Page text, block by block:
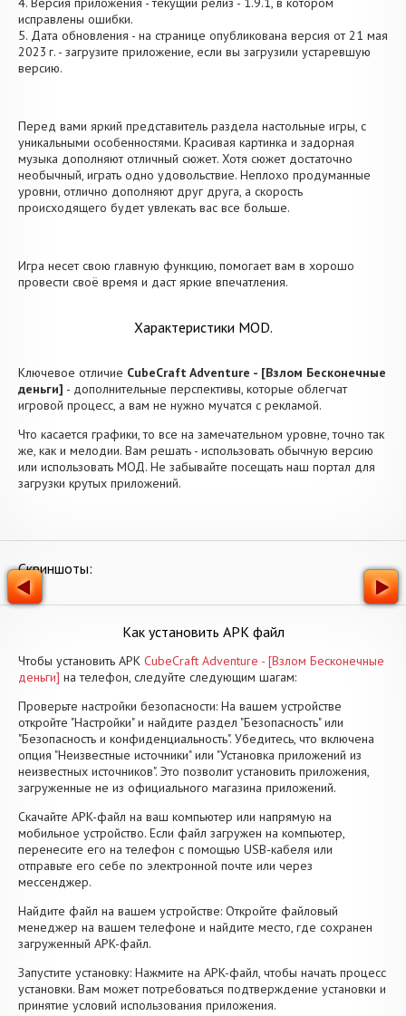
исправлены ошибки.
5. Дата обновления - на странице опубликована версия от 21 мая
2023 г. - загрузите приложение, если вы загрузили устаревшую
версию.
Перед вами яркий представитель раздела настольные игры, с
уникальными особенностями. Красивая картинка и задорная
музыка дополняют отличный сюжет. Хотя сюжет достаточно
необычный, играть одно удовольствие. Неплохо продуманные
уровни, отлично дополняют друг друга, а скорость
происходящего будет увлекать вас все больше.
Игра несет свою главную функцию, помогает вам в хорошо
провести своё время и даст яркие впечатления.
Характеристики MOD.
Ключевое отличие CubeCraft Adventure - [Взлом Бесконечные
деньги] - дополнительные перспективы, которые облегчат
игровой процесс, а вам не нужно мучатся с рекламой.
Что касается графики, то все на замечательном уровне, точно так
же, как и мелодии. Вам решать - использовать обычную версию
или использовать МОД. Не забывайте посещать наш портал для
загрузки крутых приложений.
Скриншоты:
Как установить APK файл
Чтобы установить APK CubeCraft Adventure - [Взлом Бесконечные
деньги] на телефон, следуйте следующим шагам:
Проверьте настройки безопасности: На вашем устройстве
откройте "Настройки" и найдите раздел "Безопасность" или
"Безопасность и конфиденциальность". Убедитесь, что включена
опция "Неизвестные источники" или "Установка приложений из
неизвестных источников". Это позволит установить приложения,
загруженные не из официального магазина приложений.
Скачайте APK-файл на ваш компьютер или напрямую на
мобильное устройство. Если файл загружен на компьютер,
перенесите его на телефон с помощью USB-кабеля или
отправьте его себе по электронной почте или через
мессенджер.
Найдите файл на вашем устройстве: Откройте файловый
менеджер на вашем телефоне и найдите место, где сохранен
загруженный APK-файл.
Запустите установку: Нажмите на APK-файл, чтобы начать процесс
установки. Вам может потребоваться подтверждение установки и
принятие условий использования приложения.